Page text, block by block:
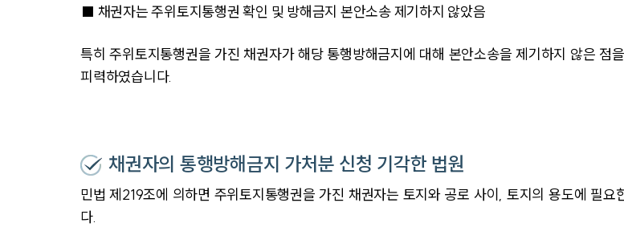
■ 채권자는 주위토지통행권 확인 및 방해금지 본안소송 제기하지 않았음
특히 주위토지통행권을 가진 채권자가 해당 통행방해금지에 대해 본안소송을 제기하지 않은 점
피력하였습니다.
채권자의 통행방해금지 가처분 신청 기각한 법원
민법 제219조에 의하면 주위토지통행권을 가진 채권자는 토지와 공로 사이, 토지의 용도에 필
다.